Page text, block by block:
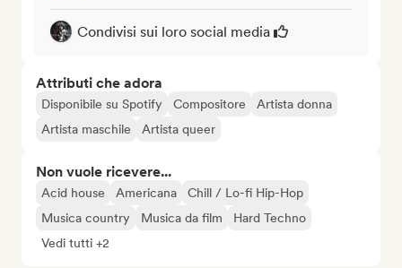
Condivisi sui loro social media
Attributi che adora
Disponibile su Spotify Compositore
Artista donna
Artista maschile
Artista queer
Non vuole ricevere...
Acid house Americana
Chill / Lo-fi Hip-Hop
Musica country
Musica da film
Hard Techno
Vedi tutti +2